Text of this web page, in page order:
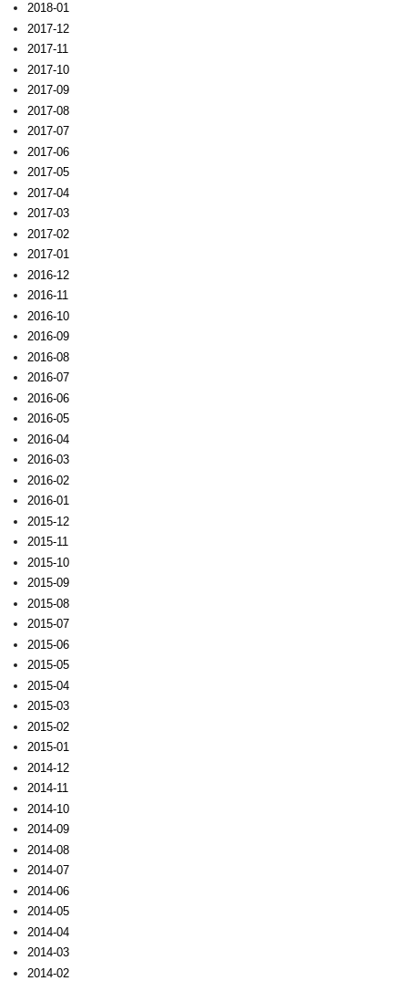
2018-01
2017-12
2017-11
2017-10
2017-09
2017-08
2017-07
2017-06
2017-05
2017-04
2017-03
2017-02
2017-01
2016-12
2016-11
2016-10
2016-09
2016-08
2016-07
2016-06
2016-05
2016-04
2016-03
2016-02
2016-01
2015-12
2015-11
2015-10
2015-09
2015-08
2015-07
2015-06
2015-05
2015-04
2015-03
2015-02
2015-01
2014-12
2014-11
2014-10
2014-09
2014-08
2014-07
2014-06
2014-05
2014-04
2014-03
2014-02